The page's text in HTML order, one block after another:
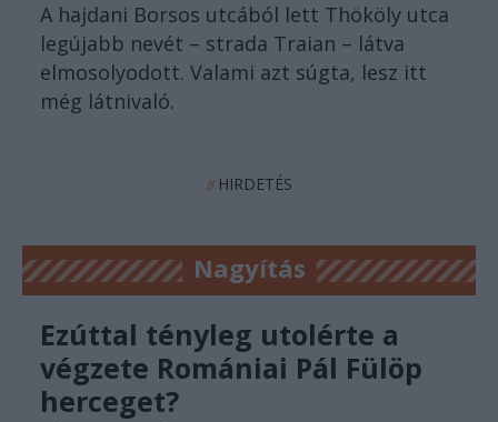
A hajdani Borsos utcából lett Thököly utca
legújabb nevét – strada Traian – látva
elmosolyodott. Valami azt súgta, lesz itt
még látnivaló.
//HIRDETÉS
Nagyítás
Ezúttal tényleg utolérte a
végzete Romániai Pál Fülöp
herceget?